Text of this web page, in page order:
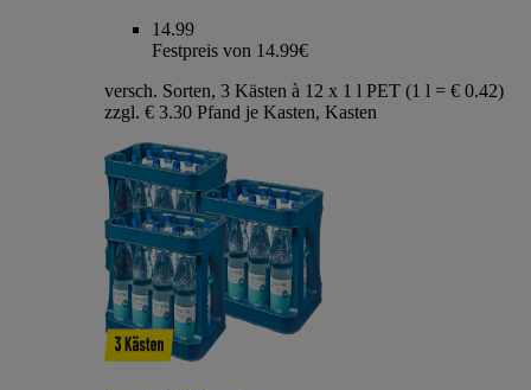
14.99
Festpreis von 14.99€
versch. Sorten, 3 Kästen à 12 x 1 l PET (1 l = € 0.42)
zzgl. € 3.30 Pfand je Kasten, Kasten